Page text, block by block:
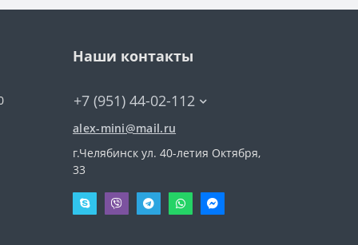
Наши контакты
+7 (951) 44-02-112
alex-mini@mail.ru
г.Челябинск ул. 40-летия Октября,
33